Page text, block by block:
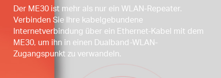
Der ME30 ist mehr als nur ein WLAN-Repeater.
Verbinden Sie Ihre kabelgebundene
Internetverbindung über ein Ethernet-Kabel mit dem
ME30, um ihn in einen Dualband-WLAN-
Zugangspunkt zu verwandeln.